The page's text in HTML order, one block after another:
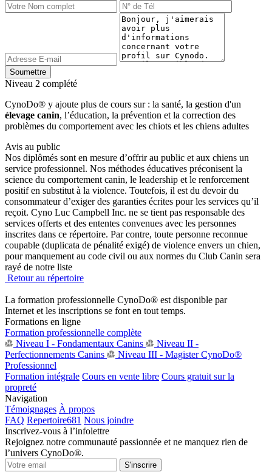
Niveau 2 complété
CynoDo® y ajoute plus de cours sur : la santé, la gestion d'un
élevage canin, l’éducation, la prévention et la correction des
problèmes du comportement avec les chiots et les chiens adultes
Avis au public
Nos diplômés sont en mesure d’offrir au public et aux chiens un
service professionnel. Nos méthodes éducatives préconisent la
science du comportement canin, le leadership et le renforcement
positif en substitut à la violence. Toutefois, il est du devoir du
consommateur d’exiger des garanties écrites pour les services qu’il
reçoit. Cyno Luc Campbell Inc. ne se tient pas responsable des
services offerts et des ententes convenues avec les personnes
inscrites dans ce répertoire. Par contre, toute personne reconnue
coupable (duplicata de pénalité exigé) de violence envers un chien,
pour manquement au code civil ou aux normes du Club Canin sera
rayé de notre liste
Retour au répertoire
La formation professionnelle CynoDo® est disponible par
Internet et les inscriptions se font en tout temps.
Formations en ligne
Formation professionnelle complète
Niveau I - Fondamentaux Canins
Niveau II -
Perfectionnements Canins
Niveau III - Magister CynoDo®
Professionnel
Formation intégrale Cours en vente libre Cours gratuit sur la
propreté
Navigation
Témoignages À propos
FAQ Repertoire681 Nous joindre
Inscrivez-vous à l’infolettre
Rejoignez notre communauté passionnée et ne manquez rien de
l’univers CynoDo®.
S'inscrire